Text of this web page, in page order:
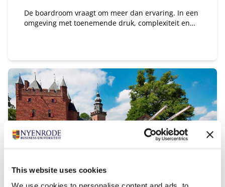
This website uses cookies
De boardroom vraagt om meer dan ervaring. In een
omgeving met toenemende druk, complexiteit en
Board Program ontwikkel je jouw besluitvorming,
stakeholderdialoog en constructieve tegenspraak,
en vertaal je iedere module direct naar jouw
praktijk.